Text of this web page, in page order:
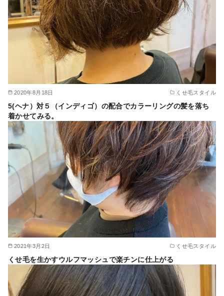
2020年8月18日 くせ毛スタイル
5(ヘナ）対５（インディゴ）の配合でカラーリングの髪を落ち
着かせてみる。
2021年3月2日 くせ毛スタイル
くせ毛を生かすウルフマッシュで楽チンに仕上がる